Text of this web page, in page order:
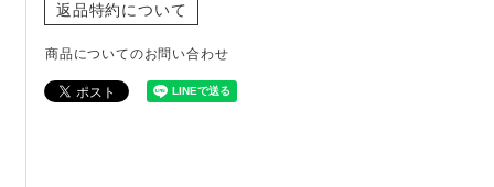
返品特約について
商品についてのお問い合わせ